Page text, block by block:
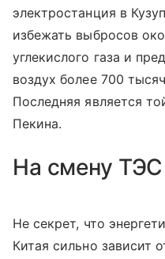
электростанция в
избежать выбросов
углекислого газа и
воздух более 700
Последняя является
Пекина.
На смену ТЭС
Не секрет, что
Китая сильно зависит